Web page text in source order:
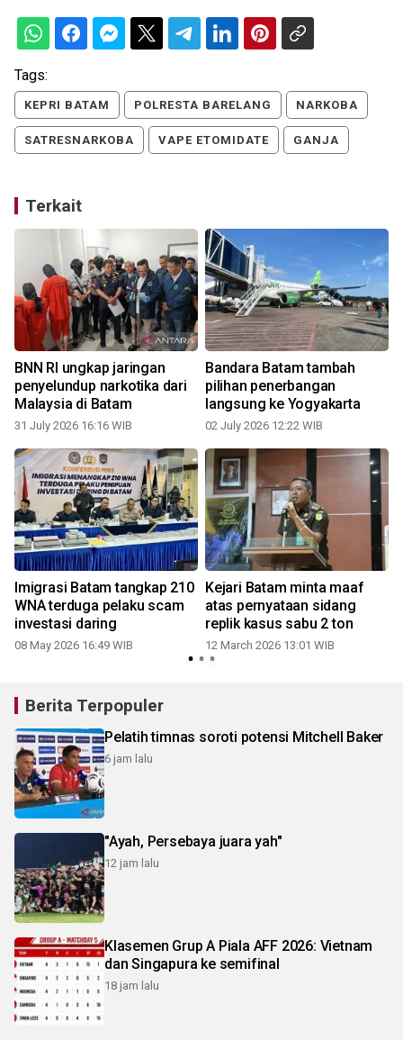
Tags:
KEPRI BATAM POLRESTA BARELANG NARKOBA
SATRESNARKOBA VAPE ETOMIDATE GANJA
Terkait
BNN RI ungkap jaringan
penyelundup narkotika dari
Malaysia di Batam
31 July 2026 16:16 WIB
Bandara Batam tambah
pilihan penerbangan
langsung ke Yogyakarta
02 July 2026 12:22 WIB
Imigrasi Batam tangkap 210
WNA terduga pelaku scam
investasi daring
08 May 2026 16:49 WIB
Kejari Batam minta maaf
atas pernyataan sidang
replik kasus sabu 2 ton
12 March 2026 13:01 WIB
Berita Terpopuler
Pelatih timnas soroti potensi Mitchell Baker
6 jam lalu
"Ayah, Persebaya juara yah"
12 jam lalu
Klasemen Grup A Piala AFF 2026: Vietnam
dan Singapura ke semifinal
18 jam lalu